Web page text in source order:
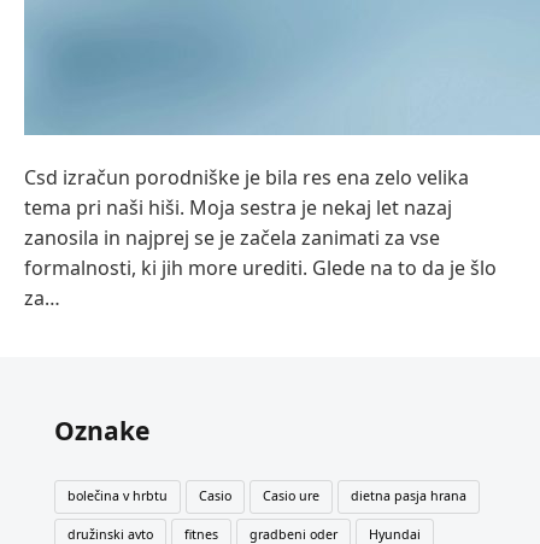
Csd izračun porodniške je bila res ena zelo velika
tema pri naši hiši. Moja sestra je nekaj let nazaj
zanosila in najprej se je začela zanimati za vse
formalnosti, ki jih more urediti. Glede na to da je šlo
za…
Oznake
bolečina v hrbtu Casio Casio ure dietna pasja hrana
družinski avto fitnes gradbeni oder Hyundai